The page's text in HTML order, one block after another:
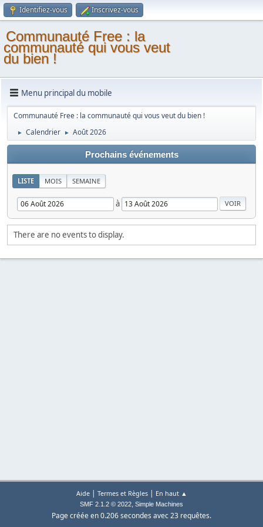
Identifiez-vous Inscrivez-vous
Communauté Free : la
communauté qui vous veut
du bien !
Menu principal du mobile
Communauté Free : la communauté qui vous veut du bien !
► Calendrier ► Août 2026
Prochains événements
LISTE MOIS SEMAINE
à
There are no events to display.
Aide| Termes et Règles| En haut ▲
SMF 2.1.2 © 2022, Simple Machines
Page créée en 0.206 secondes avec 23 requêtes.